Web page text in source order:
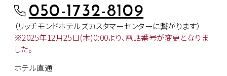
050-1732-8109
（リッチモンドホテルズカスタマーセンターに繋がります）
※2025年12月25日(木)0:00より、電話番号が変更となりま
した。
ホテル直通